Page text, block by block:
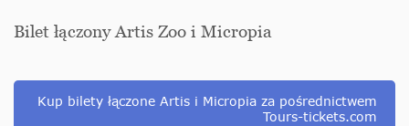
Bilet łączony Artis Zoo i Micropia
Kup bilety łączone Artis i Micropia za pośrednictwem
Tours-tickets.com